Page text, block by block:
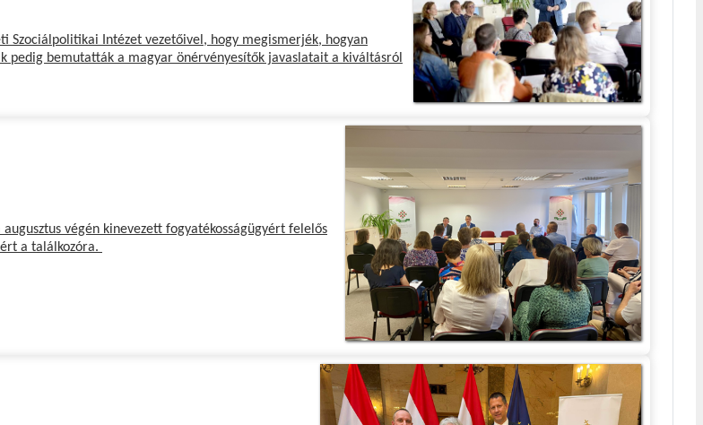
Szociálpolitikai Intézet vezetőivel, hogy megismerjék, hogyan
pedig bemutatták a magyar önérvényesítők javaslatait a kiváltásról
végén kinevezett fogyatékosságügyért felelős
a találkozóra.